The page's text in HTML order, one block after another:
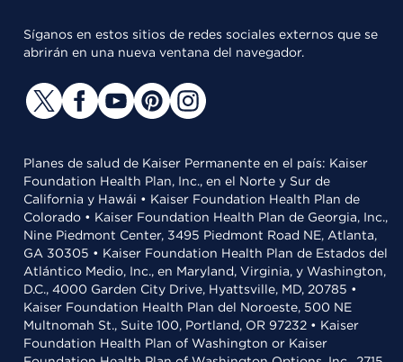
Síganos en estos sitios de redes sociales externos que se
abrirán en una nueva ventana del navegador.
Planes de salud de Kaiser Permanente en el país: Kaiser
Foundation Health Plan, Inc., en el Norte y Sur de
California y Hawái • Kaiser Foundation Health Plan de
Colorado • Kaiser Foundation Health Plan de Georgia, Inc.,
Nine Piedmont Center, 3495 Piedmont Road NE, Atlanta,
GA 30305 • Kaiser Foundation Health Plan de Estados del
Atlántico Medio, Inc., en Maryland, Virginia, y Washington,
D.C., 4000 Garden City Drive, Hyattsville, MD, 20785 •
Kaiser Foundation Health Plan del Noroeste, 500 NE
Multnomah St., Suite 100, Portland, OR 97232 • Kaiser
Foundation Health Plan of Washington or Kaiser